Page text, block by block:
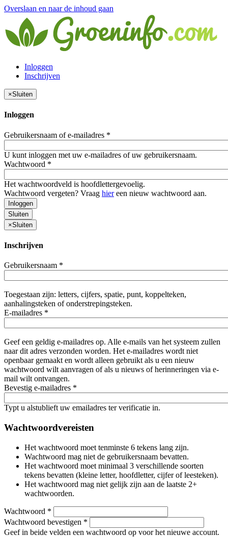
Overslaan en naar de inhoud gaan
Inloggen
Inschrijven
×Sluiten
Inloggen
Gebruikersnaam of e-mailadres *
U kunt inloggen met uw e-mailadres of uw gebruikersnaam.
Wachtwoord *
Het wachtwoordveld is hoofdlettergevoelig.
Wachtwoord vergeten? Vraag hiereen nieuw wachtwoord aan.
Inloggen
Sluiten
×Sluiten
Inschrijven
Gebruikersnaam *
Toegestaan zijn: letters, cijfers, spatie, punt, koppelteken,
aanhalingsteken of onderstrepingsteken.
E-mailadres *
Geef een geldig e-mailadres op. Alle e-mails van het systeem zullen
naar dit adres verzonden worden. Het e-mailadres wordt niet
openbaar gemaakt en wordt alleen gebruikt als u een nieuw
wachtwoord wilt aanvragen of als u nieuws of herinneringen via e-
mail wilt ontvangen.
Bevestig e-mailadres *
Typt u alstublieft uw emailadres ter verificatie in.
Wachtwoordvereisten
Het wachtwoord moet tenminste 6 tekens lang zijn.
Wachtwoord mag niet de gebruikersnaam bevatten.
Het wachtwoord moet minimaal 3 verschillende soorten
tekens bevatten (kleine letter, hoofdletter, cijfer of leesteken).
Het wachtwoord mag niet gelijk zijn aan de laatste 2+
wachtwoorden.
Wachtwoord *
Wachtwoord bevestigen *
Geef in beide velden een wachtwoord op voor het nieuwe account.